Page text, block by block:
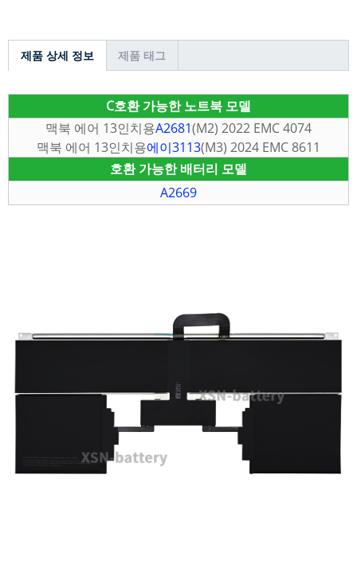
제품 상세 정보 제품 태그
C호환 가능한 노트북 모델
맥북 에어 13인치용A2681(M2) 2022 EMC 4074
맥북 에어 13인치용에이3113(M3) 2024 EMC 8611
호환 가능한 배터리 모델
A2669